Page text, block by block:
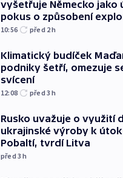
vyšetřuje Německo jako
pokus o způsobení
10:56 před 2h
Klimatický budíček
podniky šetří, omezuje
svícení
12:08 před 3h
Rusko uvažuje o využití
ukrajinské výroby k
Pobaltí, tvrdí Litva
před 3h